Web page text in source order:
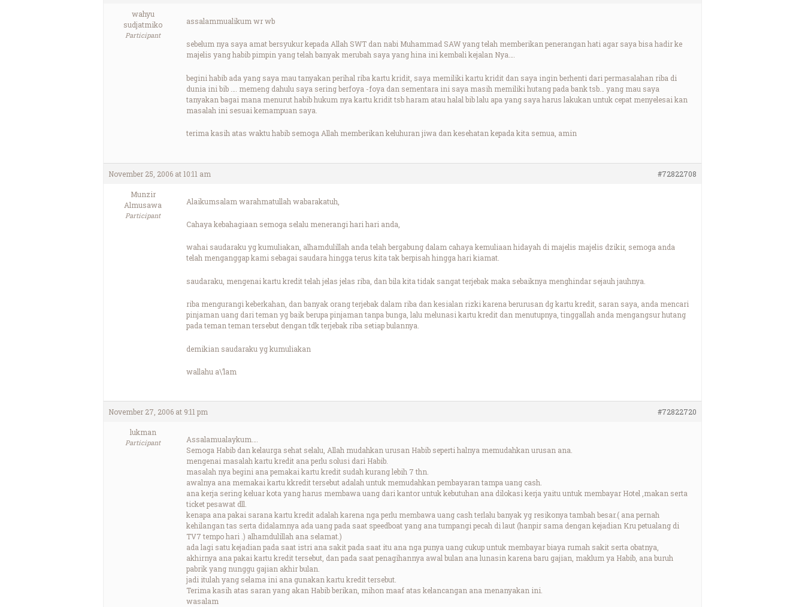
wahyu
sudjatmiko
Participant
assalammualikum wr wb
sebelum nya saya amat bersyukur kepada Allah SWT dan nabi Muhammad SAW yang telah memberikan penerangan hati agar saya bisa hadir ke
majelis yang habib pimpin yang telah banyak merubah saya yang hina ini kembali kejalan Nya….
begini habib ada yang saya mau tanyakan perihal riba kartu kridit, saya memiliki kartu kridit dan saya ingin berhenti dari permasalahan riba di
dunia ini bib …. memeng dahulu saya sering berfoya -foya dan sementara ini saya masih memiliki hutang pada bank tsb… yang mau saya
tanyakan bagai mana menurut habib hukum nya kartu kridit tsb haram atau halal bib lalu apa yang saya harus lakukan untuk cepat menyelesai kan
masalah ini sesuai kemampuan saya.
terima kasih atas waktu habib semoga Allah memberikan keluhuran jiwa dan kesehatan kepada kita semua, amin
November 25, 2006 at 10:11 am #72822708
Munzir
Almusawa
Participant
Alaikumsalam warahmatullah wabarakatuh,
Cahaya kebahagiaan semoga selalu menerangi hari hari anda,
wahai saudaraku yg kumuliakan, alhamdulillah anda telah bergabung dalam cahaya kemuliaan hidayah di majelis majelis dzikir, semoga anda
telah menganggap kami sebagai saudara hingga terus kita tak berpisah hingga hari kiamat.
saudaraku, mengenai kartu kredit telah jelas jelas riba, dan bila kita tidak sangat terjebak maka sebaiknya menghindar sejauh jauhnya.
riba mengurangi keberkahan, dan banyak orang terjebak dalam riba dan kesialan rizki karena berurusan dg kartu kredit, saran saya, anda mencari
pinjaman uang dari teman yg baik berupa pinjaman tanpa bunga, lalu melunasi kartu kredit dan menutupnya, tinggallah anda mengangsur hutang
pada teman teman tersebut dengan tdk terjebak riba setiap bulannya.
demikian saudaraku yg kumuliakan
wallahu a\’lam
November 27, 2006 at 9:11 pm #72822720
lukman
Participant
Assalamualaykum….
Semoga Habib dan kelaurga sehat selalu, Allah mudahkan urusan Habib seperti halnya memudahkan urusan ana.
mengenai masalah kartu kredit ana perlu solusi dari Habib.
masalah nya begini ana pemakai kartu kredit sudah kurang lebih 7 thn.
awalnya ana memakai kartu kkredit tersebut adalah untuk memudahkan pembayaran tampa uang cash.
ana kerja sering keluar kota yang harus membawa uang dari kantor untuk kebutuhan ana dilokasi kerja yaitu untuk membayar Hotel ,makan serta
ticket pesawat dll.
kenapa ana pakai sarana kartu kredit adalah karena nga perlu membawa uang cash terlalu banyak yg resikonya tambah besar.( ana pernah
kehilangan tas serta didalamnya ada uang pada saat speedboat yang ana tumpangi pecah di laut (hanpir sama dengan kejadian Kru petualang di
TV7 tempo hari .) alhamdulillah ana selamat.)
ada lagi satu kejadian pada saat istri ana sakit pada saat itu ana nga punya uang cukup untuk membayar biaya rumah sakit serta obatnya,
akhirnya ana pakai kartu kredit tersebut, dan pada saat penagihannya awal bulan ana lunasin karena baru gajian, maklum ya Habib, ana buruh
pabrik yang nunggu gajian akhir bulan.
jadi itulah yang selama ini ana gunakan kartu kredit tersebut.
Terima kasih atas saran yang akan Habib berikan, mihon maaf atas kelancangan ana menanyakan ini.
wasalam